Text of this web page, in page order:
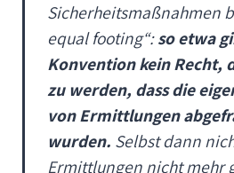
Sicherheitsmaßnahmen
equal footing“:so etwa
Konvention kein
zu werden, dass die
von Ermittlungen
wurden. Selbst dann
Ermittlungen nicht mehr